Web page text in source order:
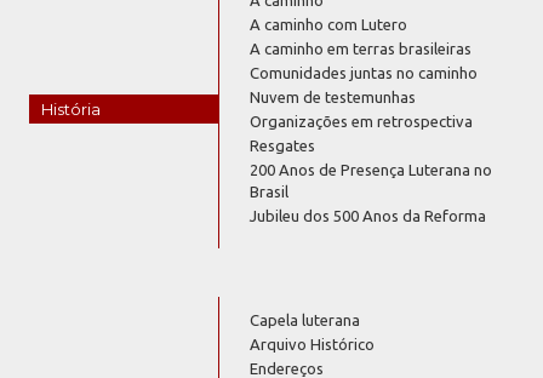
História
A caminho com Lutero
A caminho em terras brasileiras
Comunidades juntas no caminho
Nuvem de testemunhas
Organizações em retrospectiva
Resgates
200 Anos de Presença Luterana no
Brasil
Jubileu dos 500 Anos da Reforma
Capela luterana
Arquivo Histórico
Endereços